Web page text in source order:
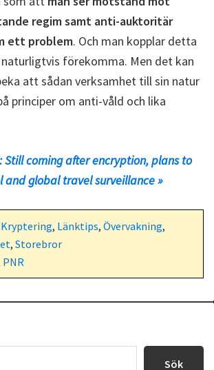
regim samt anti-auktoritär
ett problem. Och man kopplar detta
förekomma. Men det kan
att sådan verksamhet till sin natur
principer om anti-våld och lika
Still coming after encryption, plans to
and global travel surveillance »
Kryptering, Länktips, Övervakning,
, Storebror
PNR
Sök